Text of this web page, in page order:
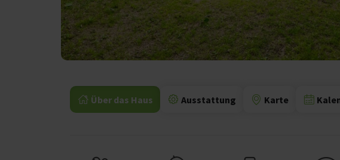
Über das Haus Ausstattung Karte